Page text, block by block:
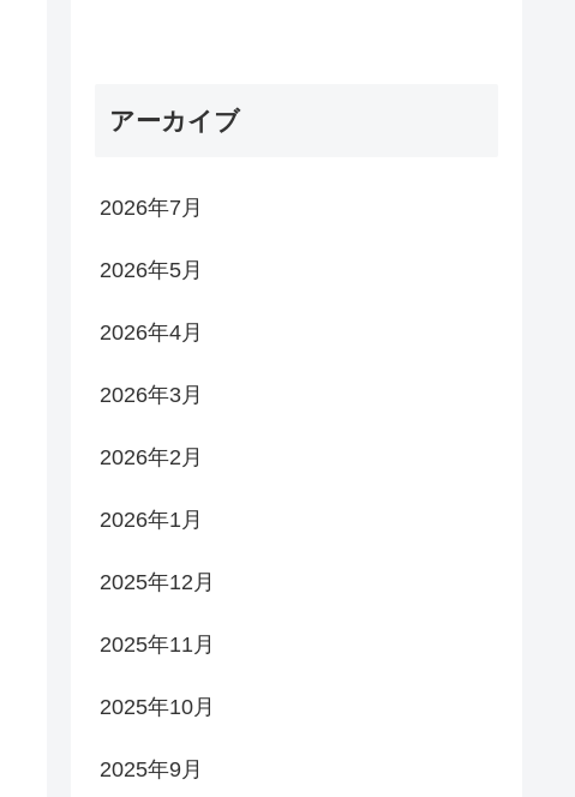
アーカイブ
2026年7月
2026年5月
2026年4月
2026年3月
2026年2月
2026年1月
2025年12月
2025年11月
2025年10月
2025年9月